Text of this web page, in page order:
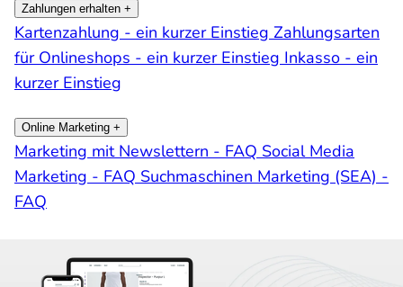
Zahlungen erhalten +
Kartenzahlung - ein kurzer Einstieg Zahlungsarten
für Onlineshops - ein kurzer Einstieg Inkasso - ein
kurzer Einstieg
Online Marketing +
Marketing mit Newslettern - FAQ Social Media
Marketing - FAQ Suchmaschinen Marketing (SEA) -
FAQ